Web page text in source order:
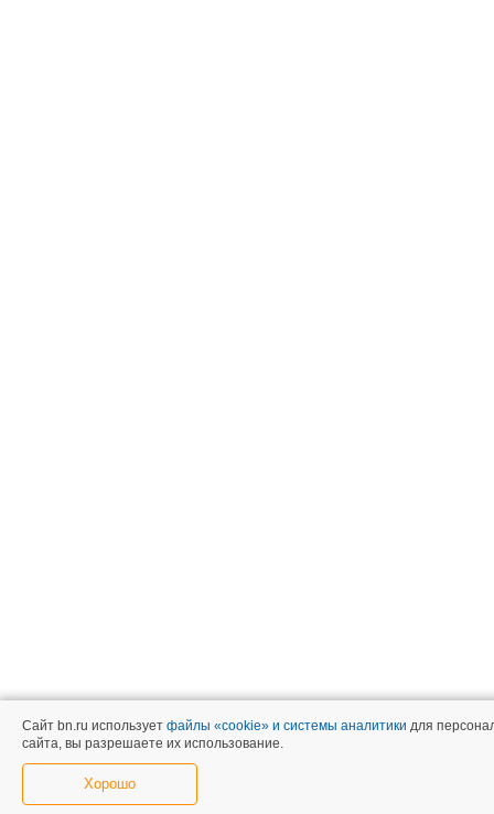
Сайт bn.ru использует файлы «cookie» и системы аналитики для
сайта, вы разрешаете их использование.
Хорошо